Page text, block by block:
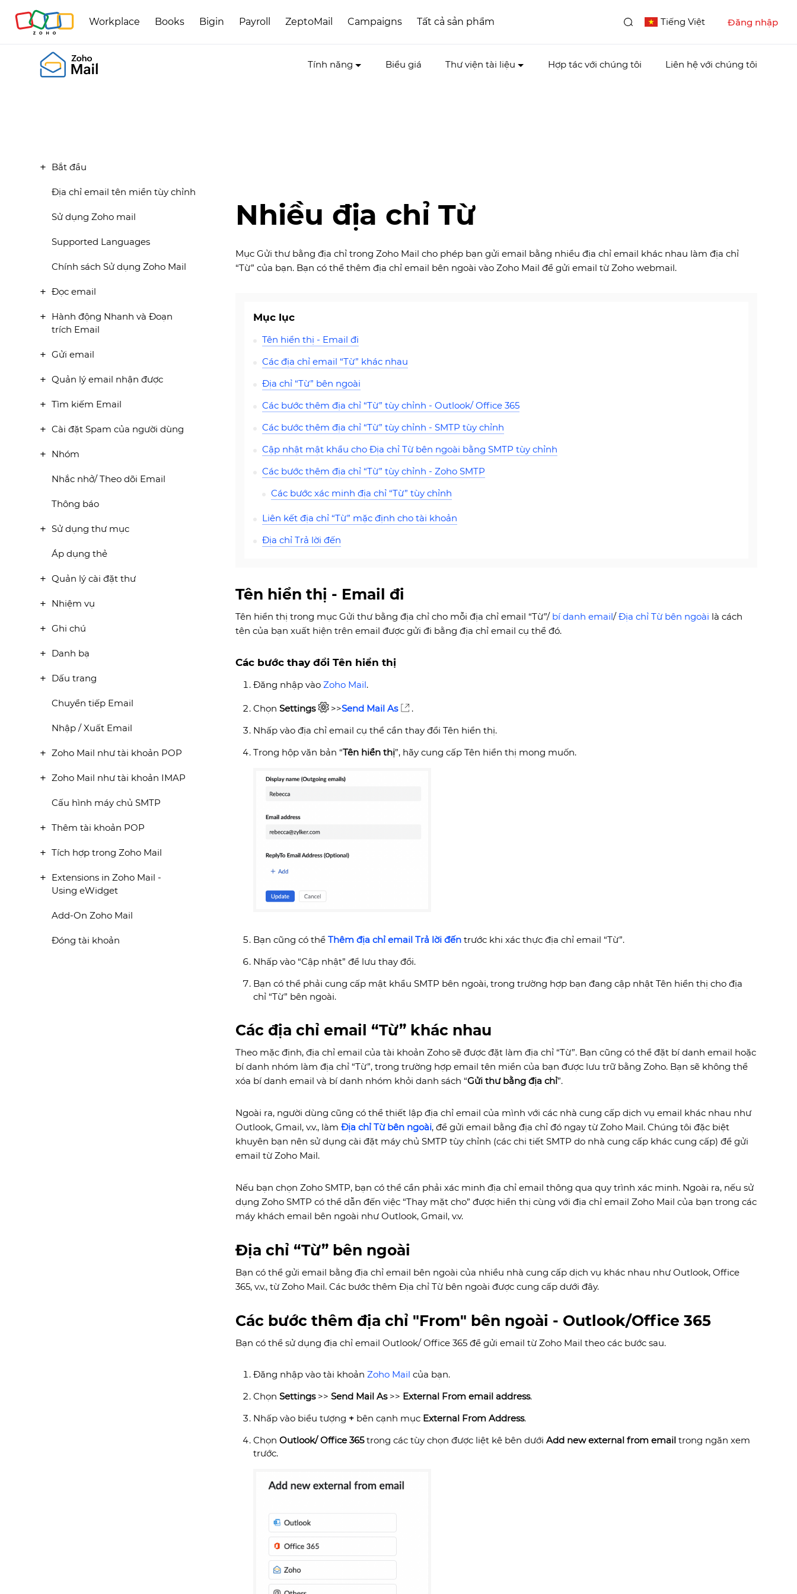
Workplace Books Bigin Payroll ZeptoMail Campaigns Tất cả sản phẩm Tiếng Việt Đăng nhập
Tính năng Biểu giá Thư viện tài liệu Hợp tác với chúng tôi Liên hệ với chúng tôi
Bắt đầu
Địa chỉ email tên miền tùy chỉnh
Sử dụng Zoho mail
Supported Languages
Chính sách Sử dụng Zoho Mail
Đọc email
Hành động Nhanh và Đoạn
trích Email
Gửi email
Quản lý email nhận được
Tìm kiếm Email
Cài đặt Spam của người dùng
Nhóm
Nhắc nhở/ Theo dõi Email
Thông báo
Sử dụng thư mục
Áp dụng thẻ
Quản lý cài đặt thư
Nhiệm vụ
Ghi chú
Danh bạ
Dấu trang
Chuyển tiếp Email
Nhập / Xuất Email
Zoho Mail như tài khoản POP
Zoho Mail như tài khoản IMAP
Cấu hình máy chủ SMTP
Thêm tài khoản POP
Tích hợp trong Zoho Mail
Extensions in Zoho Mail -
Using eWidget
Add-On Zoho Mail
Đóng tài khoản
Nhiều địa chỉ Từ
Mục Gửi thư bằng địa chỉ trong Zoho Mail cho phép bạn gửi email bằng nhiều địa chỉ email khác nhau làm địa chỉ
“Từ” của bạn. Bạn có thể thêm địa chỉ email bên ngoài vào Zoho Mail để gửi email từ Zoho webmail.
Mục lục
Tên hiển thị - Email đi
Các địa chỉ email “Từ” khác nhau
Địa chỉ “Từ” bên ngoài
Các bước thêm địa chỉ “Từ” tùy chỉnh - Outlook/ Office 365
Các bước thêm địa chỉ “Từ” tùy chỉnh - SMTP tùy chỉnh
Cập nhật mật khẩu cho Địa chỉ Từ bên ngoài bằng SMTP tùy chỉnh
Các bước thêm địa chỉ “Từ” tùy chỉnh - Zoho SMTP
Các bước xác minh địa chỉ “Từ” tùy chỉnh
Liên kết địa chỉ “Từ” mặc định cho tài khoản
Địa chỉ Trả lời đến
Tên hiển thị - Email đi
Tên hiển thị trong mục Gửi thư bằng địa chỉ cho mỗi địa chỉ email “Từ”/ bí danh email/Địa chỉ Từ bên ngoài là cách
tên của bạn xuất hiện trên email được gửi đi bằng địa chỉ email cụ thể đó.
Các bước thay đổi Tên hiển thị
Đăng nhập vàoZoho Mail.
ChọnSettings >>Send Mail As
.
Nhấp vào địa chỉ email cụ thể cần thay đổi Tên hiển thị.
Trong hộp văn bản “Tên hiển thị”, hãy cung cấp Tên hiển thị mong muốn.
Bạn cũng có thểThêm địa chỉ email Trả lời đến trước khi xác thực địa chỉ email “Từ”.
Nhấp vào “Cập nhật” để lưu thay đổi.
Bạn có thể phải cung cấp mật khẩu SMTP bên ngoài, trong trường hợp bạn đang cập nhật Tên hiển thị cho địa
chỉ “Từ” bên ngoài.
Các địa chỉ email “Từ” khác nhau
Theo mặc định, địa chỉ email của tài khoản Zoho sẽ được đặt làm địa chỉ “Từ”. Bạn cũng có thể đặt bí danh email hoặc
bí danh nhóm làm địa chỉ “Từ”, trong trường hợp email tên miền của bạn được lưu trữ bằng Zoho. Bạn sẽ không thể
xóa bí danh email và bí danh nhóm khỏi danh sách “Gửi thư bằng địa chỉ”.
Ngoài ra, người dùng cũng có thể thiết lập địa chỉ email của mình với các nhà cung cấp dịch vụ email khác nhau như
Outlook, Gmail, v.v., làmĐịa chỉ Từ bên ngoài, để gửi email bằng địa chỉ đó ngay từ Zoho Mail. Chúng tôi đặc biệt
khuyên bạn nên sử dụng cài đặt máy chủ SMTP tùy chỉnh (các chi tiết SMTP do nhà cung cấp khác cung cấp) để gửi
email từ Zoho Mail.
Nếu bạn chọn Zoho SMTP, bạn có thể cần phải xác minh địa chỉ email thông qua quy trình xác minh. Ngoài ra, nếu sử
dụng Zoho SMTP có thể dẫn đến việc “Thay mặt cho” được hiển thị cùng với địa chỉ email Zoho Mail của bạn trong các
máy khách email bên ngoài như Outlook, Gmail, v.v.
Địa chỉ “Từ” bên ngoài
Bạn có thể gửi email bằng địa chỉ email bên ngoài của nhiều nhà cung cấp dịch vụ khác nhau như Outlook, Office
365, v.v., từ Zoho Mail. Các bước thêm Địa chỉ Từ bên ngoài được cung cấp dưới đây.
Các bước thêm địa chỉ "From" bên ngoài - Outlook/Office 365
Bạn có thể sử dụng địa chỉ email Outlook/ Office 365 để gửi email từ Zoho Mail theo các bước sau.
Đăng nhập vào tài khoảnZoho Mail của bạn.
ChọnSettings>>Send Mail As>> External From email address.
Nhấp vào biểu tượng + bên cạnh mục External From Address.
ChọnOutlook/ Office 365trong các tùy chọn được liệt kê bên dướiAdd new external from emailtrong ngăn xem
trước.